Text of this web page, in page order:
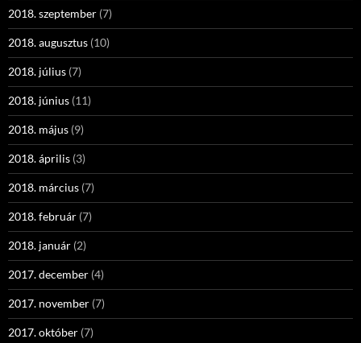
2018. szeptember (7)
2018. augusztus (10)
2018. július (7)
2018. június (11)
2018. május (9)
2018. április (3)
2018. március (7)
2018. február (7)
2018. január (2)
2017. december (4)
2017. november (7)
2017. október (7)